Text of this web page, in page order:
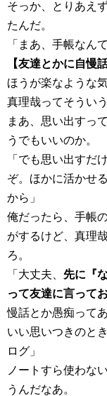
そっか、とりあえ
たんだ。
「まあ、手帳なん
【友達とかに自慢
ほうが楽なような
真理哉ってそうい
まあ、思い出すっ
うでもいいのか。
「でも思い出すだ
ぞ。ほかに活かせ
から」
俺だったら、手帳
がするけど、真理
ろ。
「大丈夫、 先に『
って友達に言って
慢話とか愚痴って
いい思いつきのと
ログ」
ノートすら使わな
うんだなあ。